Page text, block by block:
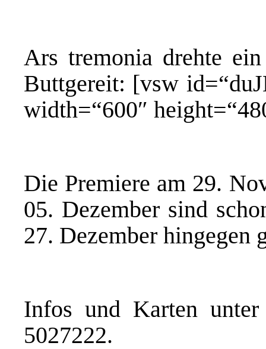
Ars tremonia drehte
Buttgereit: [vsw
width=“600″
Die Premiere am 29.
05. Dezember sind
27. Dezember hingegen
Infos und Karten
5027222.